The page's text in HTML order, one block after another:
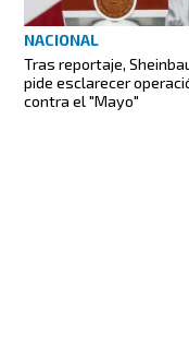
NACIONAL
Tras reportaje,
pide esclarecer
contra el "Mayo"